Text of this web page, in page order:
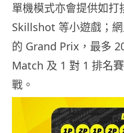
單機模式亦會提供如
Skillshot 等小遊戲；
的 Grand Prix，最多
Match 及 1 對 1 排名
戰。